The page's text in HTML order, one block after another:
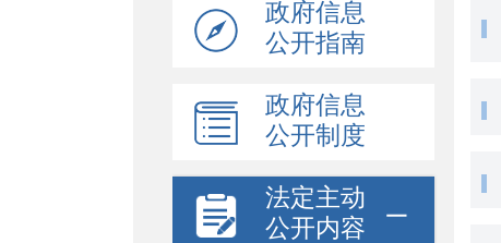
政府信息
公开指南
政府信息
公开制度
法定主动
公开内容